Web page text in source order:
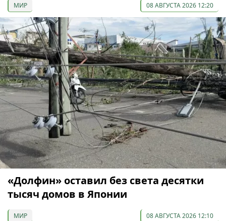
МИР 08 АВГУСТА 2026 12:20
«Долфин» оставил без света десятки
тысяч домов в Японии
МИР 08 АВГУСТА 2026 12:10